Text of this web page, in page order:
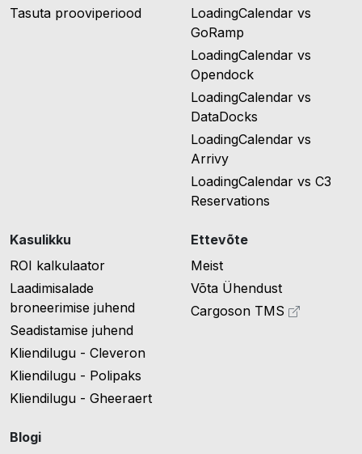
Tasuta prooviperiood
LoadingCalendar vs
GoRamp
LoadingCalendar vs
Opendock
LoadingCalendar vs
DataDocks
LoadingCalendar vs
Arrivy
LoadingCalendar vs C3
Reservations
Kasulikku
ROI kalkulaator
Laadimisalade
broneerimise juhend
Seadistamise juhend
Kliendilugu - Cleveron
Kliendilugu - Polipaks
Kliendilugu - Gheeraert
Blogi
Ettevõte
Meist
Võta Ühendust
Cargoson TMS